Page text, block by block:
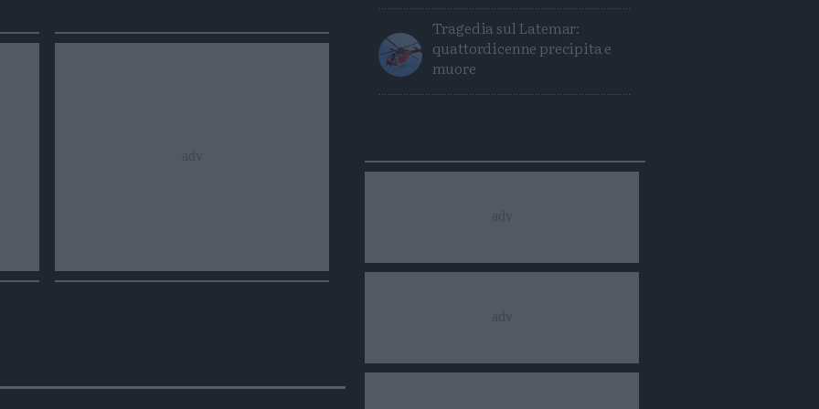
Tragedia sul Latemar:
quattordicenne precipita e
muore